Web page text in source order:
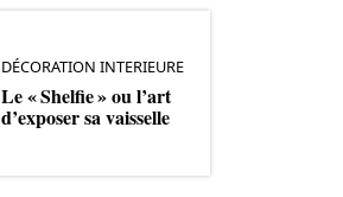
DÉCORATION INTERIEURE
Le « Shelfie » ou l’art
d’exposer sa vaisselle